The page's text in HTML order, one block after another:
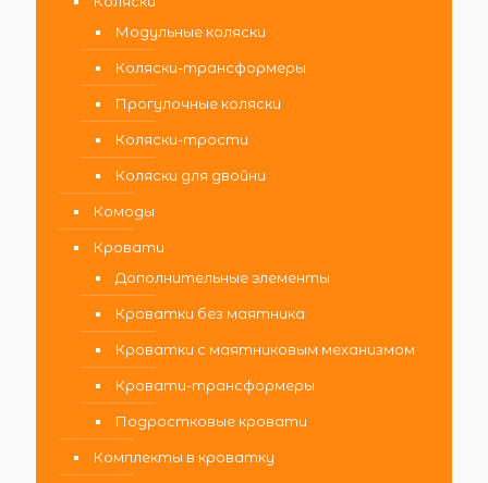
Модульные коляски
Коляски-трансформеры
Прогулочные коляски
Коляски-трости
Коляски для двойни
Комоды
Кровати
Дополнительные элементы
Кроватки без маятника
Кроватки с маятниковым механизмом
Кровати-трансформеры
Подростковые кровати
Комплекты в кроватку